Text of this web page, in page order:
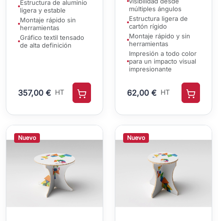
Estructura de aluminio
ligera y estable
Montaje rápido sin
herramientas
Gráfico textil tensado
de alta definición
357,00 € HT
múltiples ángulos
Estructura ligera de
cartón rígido
Montaje rápido y sin
herramientas
Impresión a todo color
para un impacto visual
impresionante
62,00 € HT
Nuevo Nuevo